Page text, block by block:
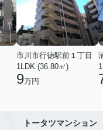
市川市行徳駅前１丁目
1LDK (36.80㎡)
9万円
トータツマンション